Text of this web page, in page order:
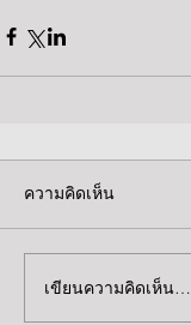
ความคิดเห็น
เขียนความคิดเห็น…